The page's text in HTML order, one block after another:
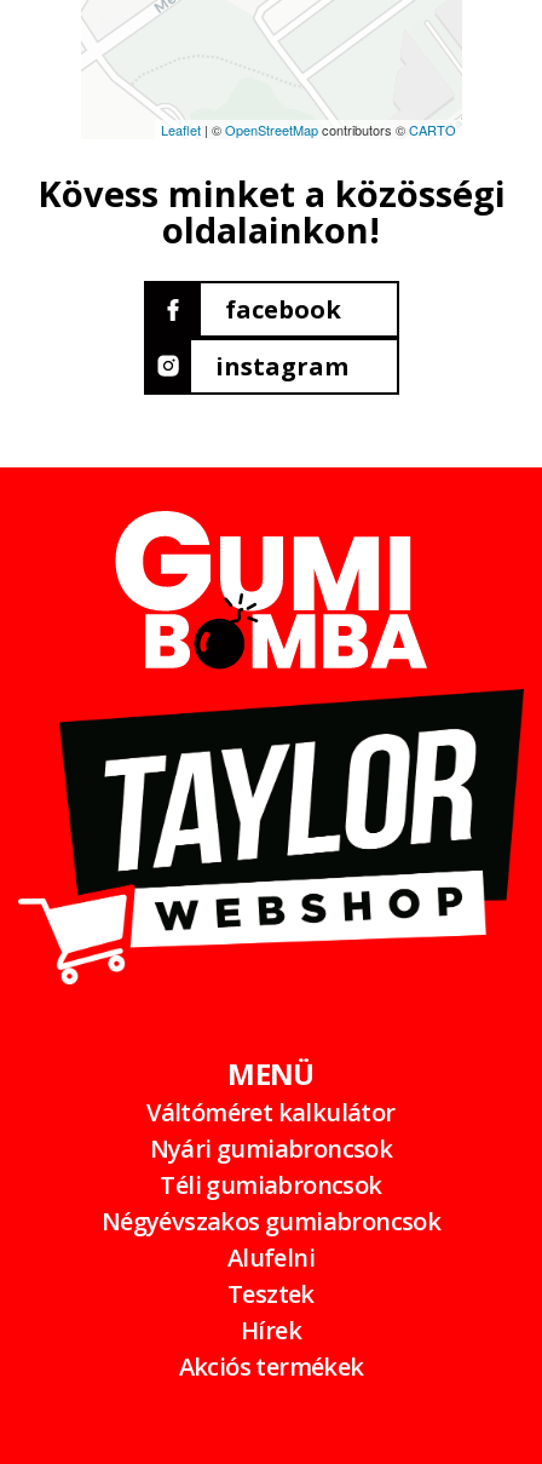
Leaflet| ©OpenStreetMapcontributors ©CARTO
Kövess minket a közösségi
oldalainkon!
facebook
instagram
MENÜ
Váltóméret kalkulátor
Nyári gumiabroncsok
Téli gumiabroncsok
Négyévszakos gumiabroncsok
Alufelni
Tesztek
Hírek
Akciós termékek